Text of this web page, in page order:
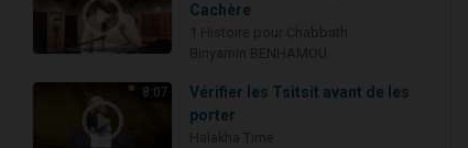
Cachère
8:07
Vérifier les Tsitsit avant de les
porter